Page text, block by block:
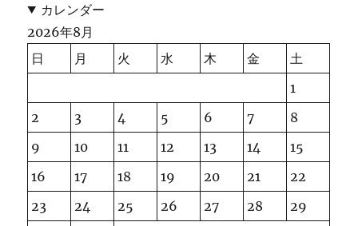
カレンダー
2026年8月
日
月 火 水 木 金
土
1
2
3 4 5 6 7
8
9
10 11 12 13 14
15
16
17 18 19 20 21
22
23
24 25 26 27 28
29